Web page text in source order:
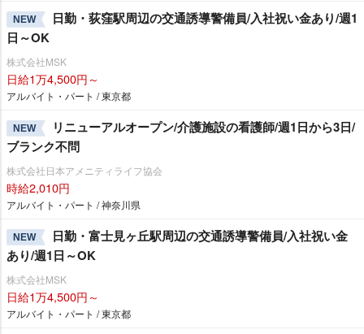
NEW
日勤・荻窪駅周辺の交通誘導警備員/入社祝い金あり/週1
日～OK
株式会社MSK
日給1万4,500円～
アルバイト・パート / 東京都
NEW
リニューアルオープン/介護施設の看護師/週1日から3日/
ブランク不問
株式会社日本アメニティライフ協会
時給2,010円
アルバイト・パート / 神奈川県
NEW
日勤・富士見ヶ丘駅周辺の交通誘導警備員/入社祝い金
あり/週1日～OK
株式会社MSK
日給1万4,500円～
アルバイト・パート / 東京都